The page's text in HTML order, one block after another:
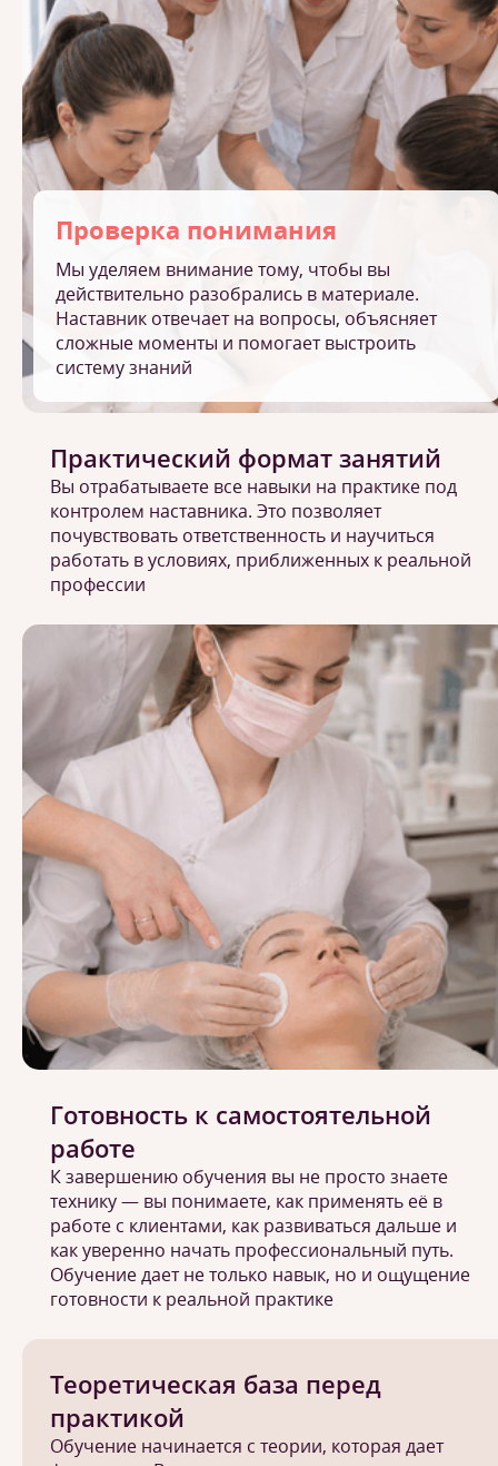
Проверка понимания
Мы уделяем внимание тому, чтобы вы
действительно разобрались в материале.
Наставник отвечает на вопросы, объясняет
сложные моменты и помогает выстроить
систему знаний
Теоретическая база перед
практикой
Обучение начинается с теории, которая дает
Практический формат занятий
Вы отрабатываете все навыки на практике под
контролем наставника. Это позволяет
почувствовать ответственность и научиться
работать в условиях, приближенных к реальной
профессии
Готовность к самостоятельной
работе
К завершению обучения вы не просто знаете
технику — вы понимаете, как применять её в
работе с клиентами, как развиваться дальше и
как уверенно начать профессиональный путь.
Обучение дает не только навык, но и ощущение
готовности к реальной практике